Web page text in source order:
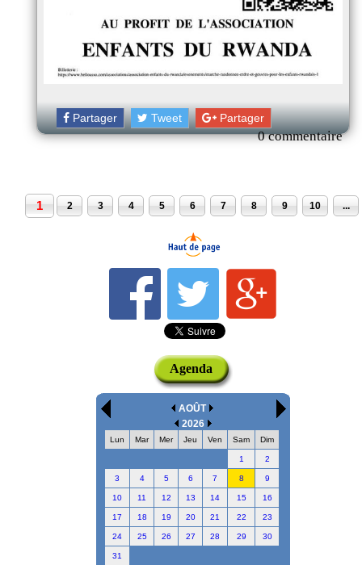
Partager Tweet Partager
0 commentaire
1 2 3 4 5 6 7 8 9 10 ...
Agenda
AOÛT
2026
Lun Mar Mer Jeu Ven Sam Dim
1 2
3 4 5 6 7 8 9
10 11 12 13 14 15 16
17 18 19 20 21 22 23
24 25 26 27 28 29 30
31